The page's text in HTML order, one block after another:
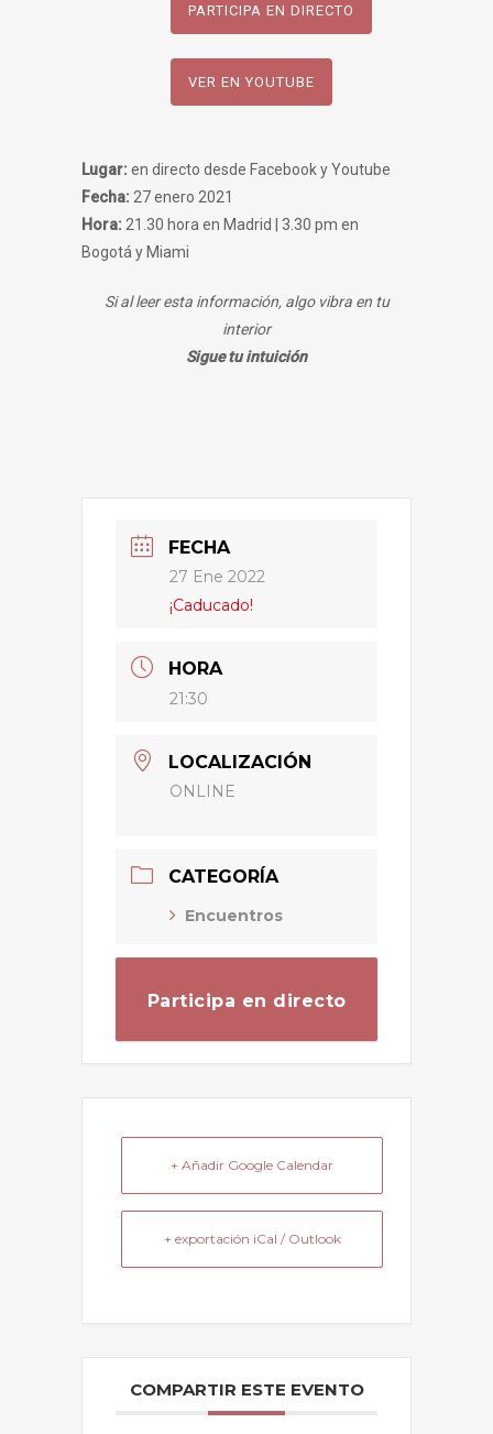
PARTICIPA EN DIRECTO
VER EN YOUTUBE
Lugar: en directo desde Facebook y Youtube
Fecha: 27 enero 2021
Hora: 21.30 hora en Madrid | 3.30 pm en
Bogotá y Miami
Si al leer esta información, algo vibra en tu
interior
Sigue tu intuición
FECHA
27 Ene 2022
¡Caducado!
HORA
21:30
LOCALIZACIÓN
ONLINE
CATEGORÍA
Encuentros
Participa en directo
+ Añadir Google Calendar
+ exportación iCal / Outlook
COMPARTIR ESTE EVENTO